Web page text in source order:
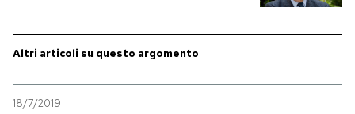
Economia
Altri articoli su questo argomento
18/7/2019